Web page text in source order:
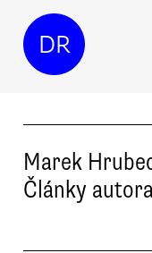
DR
Marek
Články